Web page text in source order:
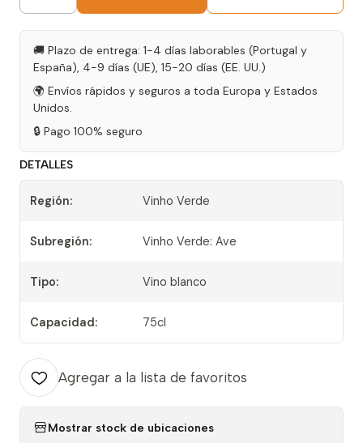
Cantidad
🚚 Plazo de entrega: 1-4 días laborables (Portugal y
España), 4-9 días (UE), 15-20 días (EE. UU.)
🌍 Envíos rápidos y seguros a toda Europa y Estados
Unidos.
🔒 Pago 100% seguro
DETALLES
Región: Vinho Verde
Subregión: Vinho Verde: Ave
Tipo: Vino blanco
Capacidad: 75cl
Agregar a la lista de favoritos
Mostrar stock de ubicaciones